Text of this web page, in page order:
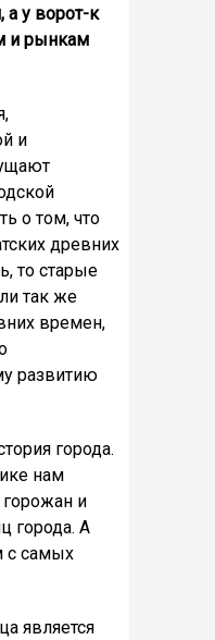
у ворот-к
и рынкам
и
о том, что
древних
то старые
так же
времен,
развитию
города.
нам
горожан и
города. А
с самых
является